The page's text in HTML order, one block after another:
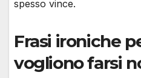
spesso vince.
Frasi ironiche
vogliono farsi